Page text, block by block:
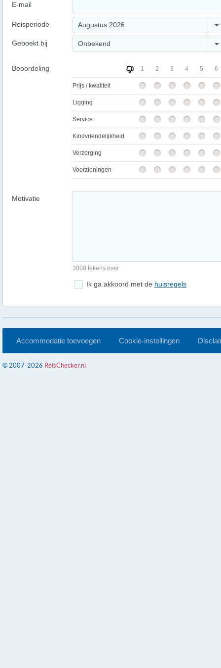
E-mail
Reisperiode Augustus 2026
Geboekt bij Onbekend
Beoordeling 1 2 3 4 5 6
Prijs / kwaliteit
Ligging
Service
Kindvriendelijkheid
Verzorging
Voorzieningen
Motivatie
3000 tekens over
Ik ga akkoord met de huisregels
Accommodatie toevoegen Cookie-instellingen
© 2007-2026 ReisChecker.nl